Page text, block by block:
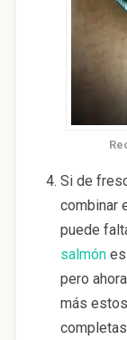
Si de
combinar
puede
salmónes
pero
más